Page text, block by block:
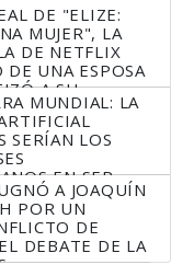
DE "ELIZE:
MUJER", LA
DE NETFLIX
DE UNA ESPOSA
A SU
MUNDIAL: LA
SERÍAN LOS
EN SER
A JOAQUÍN
POR UN
DE
DEBATE DE LA